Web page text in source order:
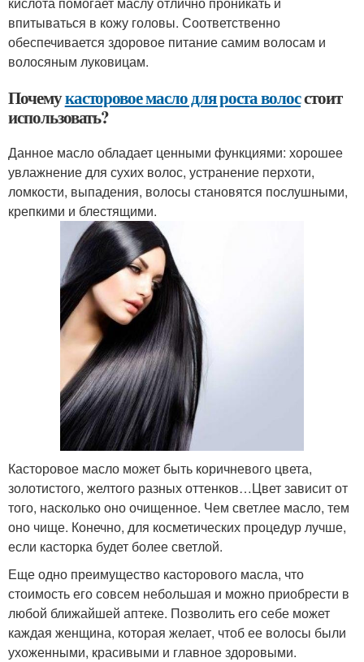
впитываться в кожу головы. Соответственно
обеспечивается здоровое питание самим волосам и
волосяным луковицам.
Почемукасторовое масло для роста волосстоит
использовать?
Данное масло обладает ценными функциями: хорошее
увлажнение для сухих волос, устранение перхоти,
ломкости, выпадения, волосы становятся послушными,
крепкими и блестящими.
Касторовое масло может быть коричневого цвета,
золотистого, желтого разных оттенков…Цвет зависит от
того, насколько оно очищенное. Чем светлее масло, тем
оно чище. Конечно, для косметических процедур лучше,
если касторка будет более светлой.
Еще одно преимущество касторового масла, что
стоимость его совсем небольшая и можно приобрести в
любой ближайшей аптеке. Позволить его себе может
каждая женщина, которая желает, чтоб ее волосы были
ухоженными, красивыми и главное здоровыми.